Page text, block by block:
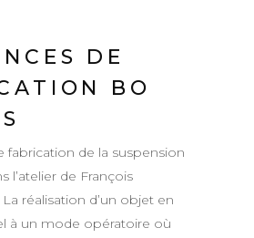
DE
BO
fabrication de la suspension
l’atelier de François
réalisation d’un objet en
à un mode opératoire où